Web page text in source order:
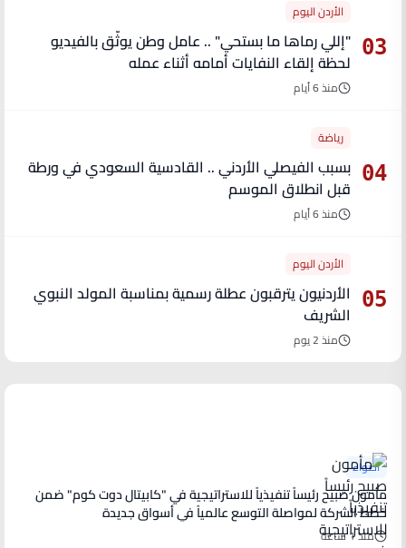
03
الأردن اليوم
"إللي رماها ما بستحي" .. عامل وطن يوثّق بالفيديو
لحظة إلقاء النفايات أمامه أثناء عمله
منذ 6 أيام
04
رياضة
بسبب الفيصلي الأردني .. القادسية السعودي في ورطة
قبل انطلاق الموسم
منذ 6 أيام
05
الأردن اليوم
الأردنيون يترقبون عطلة رسمية بمناسبة المولد النبوي
الشريف
منذ 2 يوم
أضواء
مأمون صبيح رئيساً تنفيذياً للاستراتيجية في "كابيتال دوت كوم" ضمن
خطط الشركة لمواصلة التوسع عالمياً في أسواق جديدة
منذ 1 ساعة